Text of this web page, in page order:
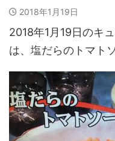
2018年1月19日
2018年1月19日のキ
は、塩だらのトマト